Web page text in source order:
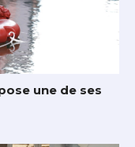
une de ses